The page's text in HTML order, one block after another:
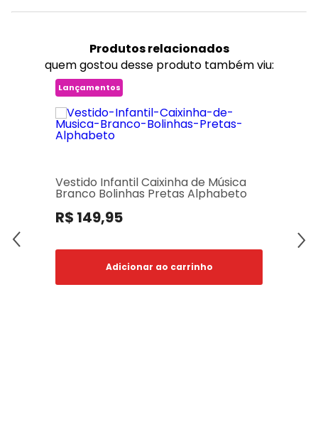
Produtosrelacionados
quem gostou desse produto também viu:
Lançamentos
Vestido Infantil Caixinha de Música
Branco Bolinhas Pretas Alphabeto
R$ 149,95
Adicionar ao carrinho